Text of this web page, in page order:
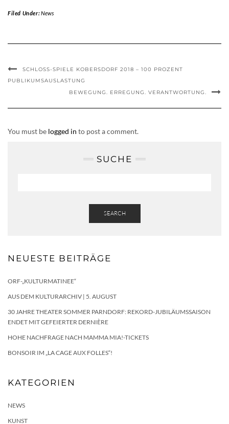
Filed Under:News
SCHLOSS-SPIELE KOBERSDORF 2018 – 100 PROZENT
PUBLIKUMSAUSLASTUNG
BEWEGUNG. ERREGUNG. VERANTWORTUNG.
You must be logged in to post a comment.
SUCHE
SEARCH
NEUESTE BEITRÄGE
ORF-„KULTURMATINEE“
AUS DEM KULTURARCHIV | 5. AUGUST
30 JAHRE THEATER SOMMER PARNDORF: REKORD-JUBILÄUMSSAISON
ENDET MIT GEFEIERTER DERNIÈRE
HOHE NACHFRAGE NACH MAMMA MIA!-TICKETS
BONSOIR IM „LA CAGE AUX FOLLES“!
KATEGORIEN
NEWS
KUNST